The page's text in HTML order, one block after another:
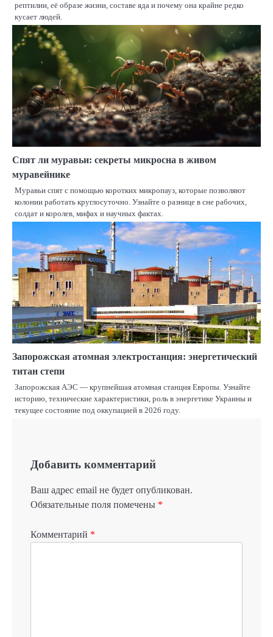
рептилии, её образе жизни, составе яда и почему она крайне редко
кусает людей.
Спят ли муравьи: секреты микросна в живом
муравейнике
Муравьи спят с помощью коротких микропауз, которые позволяют
колонии работать круглосуточно. Узнайте о разнице в сне рабочих,
солдат и королев, мифах и научных фактах.
Запорожская атомная электростанция: энергетический
титан степи
Запорожская АЭС — крупнейшая атомная станция Европы. Узнайте
историю, технические характеристики, роль в энергетике Украины и
текущее состояние под оккупацией в 2026 году.
Добавить комментарий
Ваш адрес email не будет опубликован.
Обязательные поля помечены *
Комментарий *